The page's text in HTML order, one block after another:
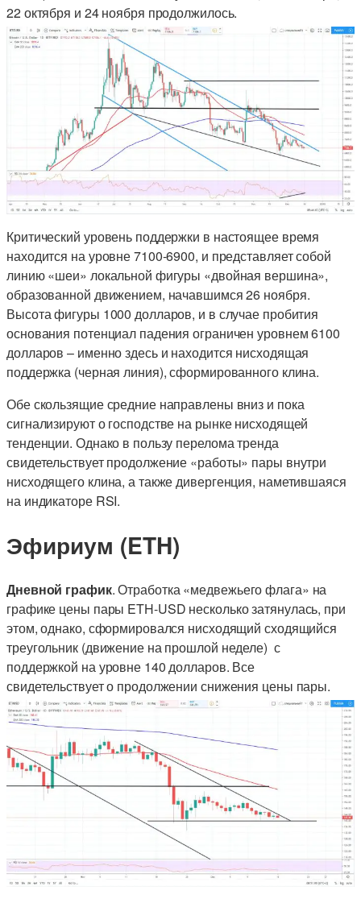
22 октября и 24 ноября продолжилось.
Критический уровень поддержки в настоящее время
находится на уровне 7100-6900, и представляет собой
линию «шеи» локальной фигуры «двойная вершина»,
образованной движением, начавшимся 26 ноября.
Высота фигуры 1000 долларов, и в случае пробития
основания потенциал падения ограничен уровнем 6100
долларов – именно здесь и находится нисходящая
поддержка (черная линия), сформированного клина.
Обе скользящие средние направлены вниз и пока
сигнализируют о господстве на рынке нисходящей
тенденции. Однако в пользу перелома тренда
свидетельствует продолжение «работы» пары внутри
нисходящего клина, а также дивергенция, наметившаяся
на индикаторе RSI.
Эфириум (ETH)
Дневной график. Отработка «медвежьего флага» на
графике цены пары ETH-USD несколько затянулась, при
этом, однако, сформировался нисходящий сходящийся
треугольник (движение на прошлой неделе) с
поддержкой на уровне 140 долларов. Все
свидетельствует о продолжении снижения цены пары.